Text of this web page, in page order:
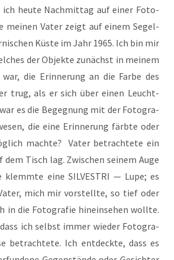
heu­te Nach­mit­tag auf einer Foto­
mei­nen Vater zeigt auf einem Segel­
Küs­te im Jahr 1965. Ich bin mir
der Objek­te zunächst in mei­nem
die Erin­ne­rung an die Far­be des
trug, als er sich über einen Leucht­
es die Begeg­nung mit der Foto­gra­
die eine Erin­ne­rung färb­te oder
mach­te? Vater betrach­te­te ein
dem Tisch lag. Zwi­schen sei­nem Auge
eine SILVESTRI — Lupe; es
mich mir vor­stell­te, so tief oder
in die Foto­gra­fie hin­ein­se­hen woll­te.
ich selbst immer wie­der Foto­gra­
betrach­te­te. Ich ent­deck­te, dass es